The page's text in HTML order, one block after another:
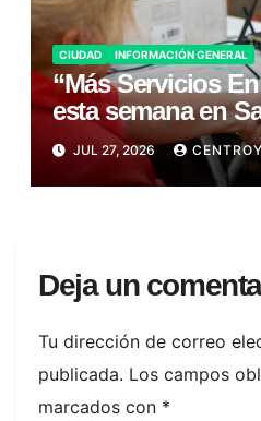
CIUDAD INFORMACIÓN GENERAL
“Más Servicios
esta semana en
JUL 27, 2026
Deja un
Tu dirección de correo
publicada. Los campos
marcados con *